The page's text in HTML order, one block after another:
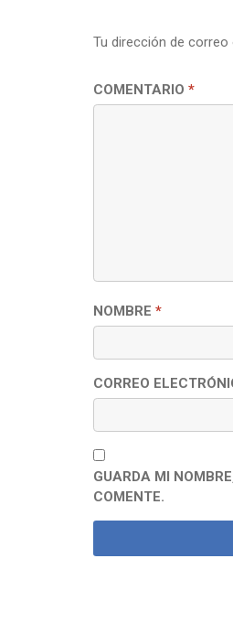
Tu dirección de
COMENTARIO *
NOMBRE *
CORREO
GUARDA MI
COMENTE.